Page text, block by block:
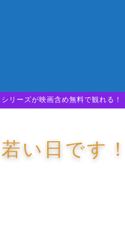
リーズが映画含め無料で観れる！
い日です